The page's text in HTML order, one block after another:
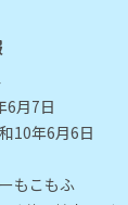
6月7日
10年6月6日
もこもふ